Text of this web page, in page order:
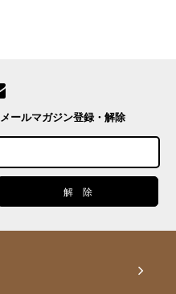
メールマガジン登録・解除